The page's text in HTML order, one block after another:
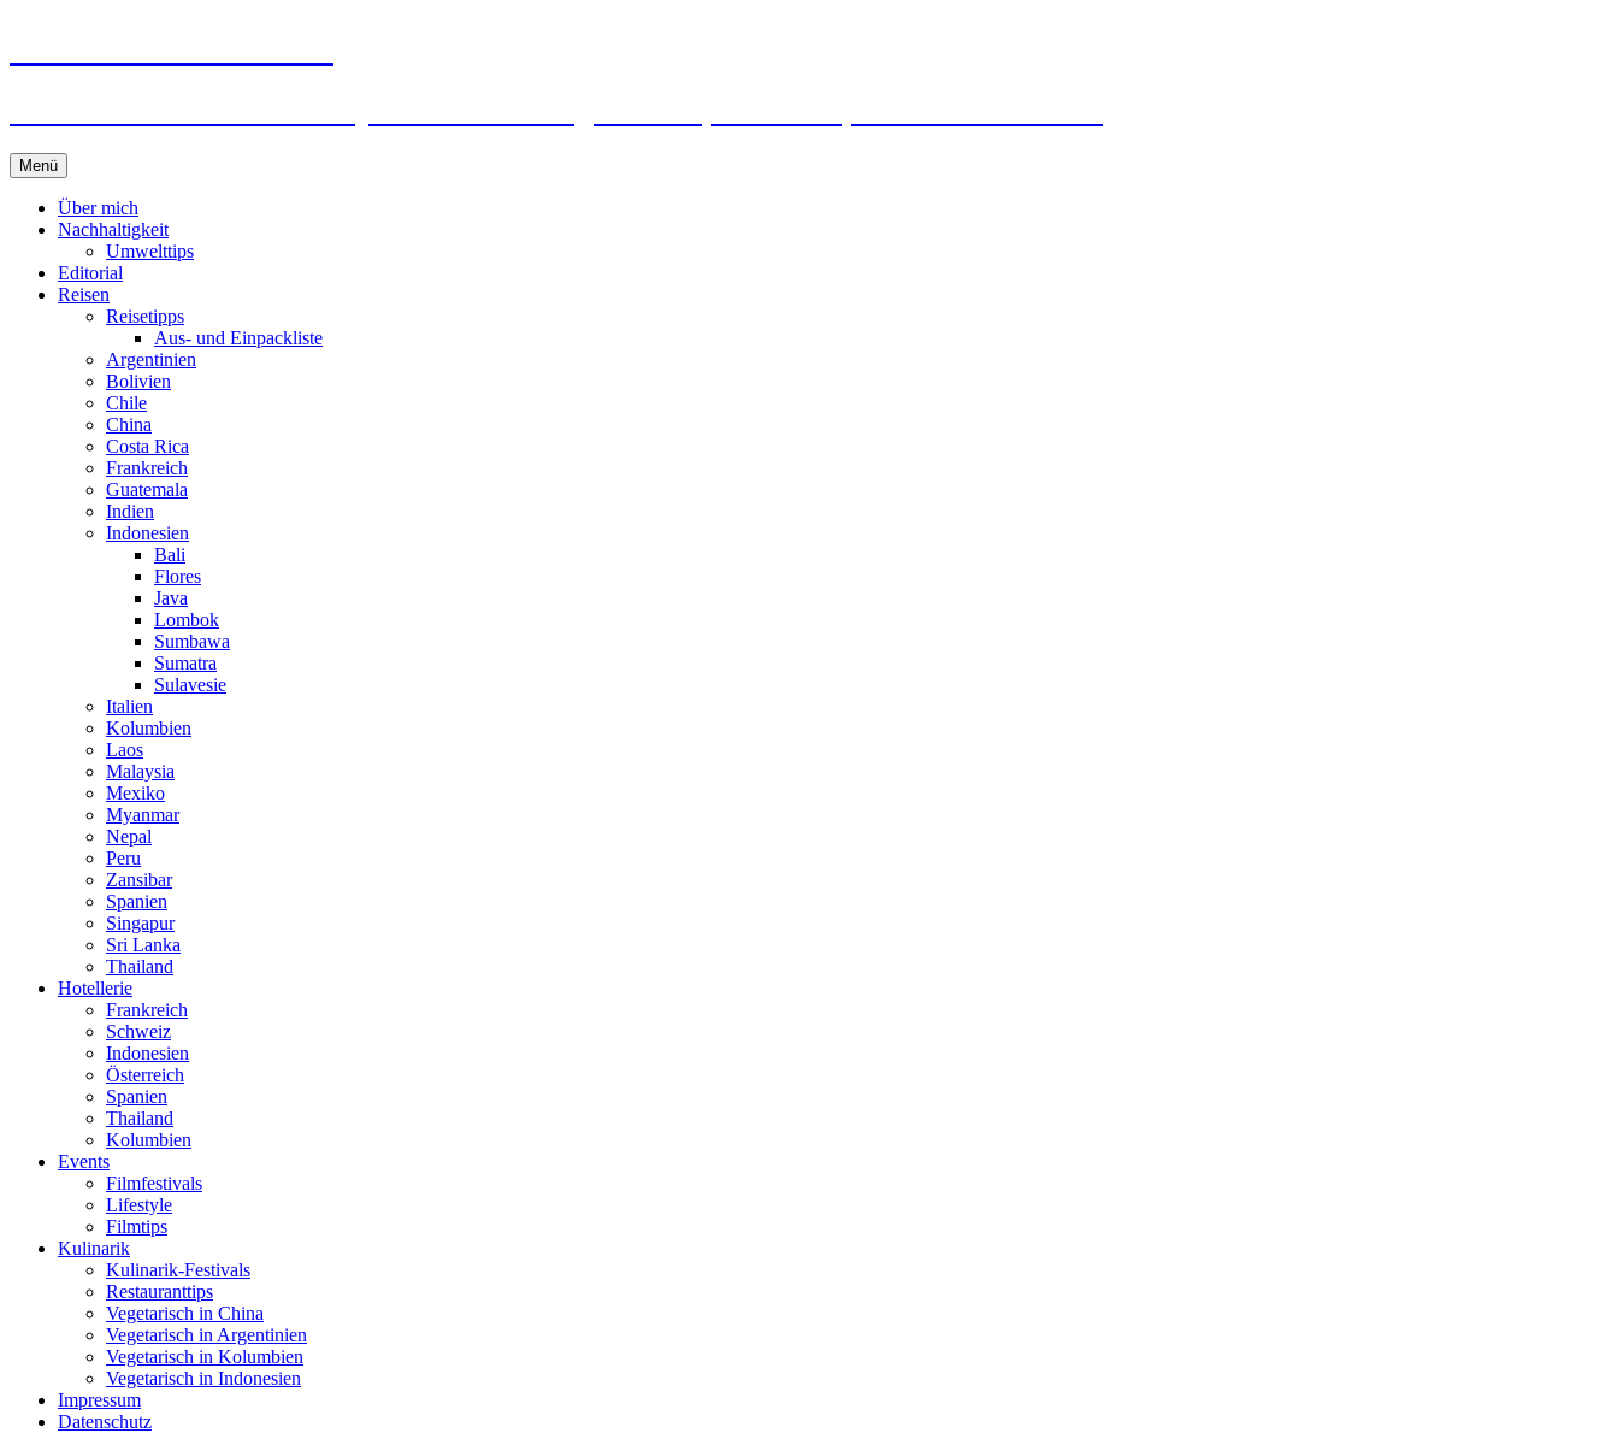
Menü Springe
zum
Inhalt
Über mich
Nachhaltigkeit
Umwelttips
Editorial
Reisen
Reisetipps
Aus- und Einpackliste
Argentinien
Bolivien
Chile
China
Costa Rica
Frankreich
Guatemala
Indien
Indonesien
Bali
Flores
Java
Lombok
Sumbawa
Sumatra
Sulavesie
Italien
Kolumbien
Laos
Malaysia
Mexiko
Myanmar
Nepal
Peru
Zansibar
Spanien
Singapur
Sri Lanka
Thailand
Hotellerie
Frankreich
Schweiz
Indonesien
Österreich
Spanien
Thailand
Kolumbien
Events
Filmfestivals
Lifestyle
Filmtips
Kulinarik
Kulinarik-Festivals
Restauranttips
Vegetarisch in China
Vegetarisch in Argentinien
Vegetarisch in Kolumbien
Vegetarisch in Indonesien
Impressum
Datenschutz